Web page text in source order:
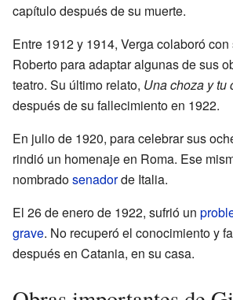
capítulo después de su muerte.
Entre 1912 y 1914, Verga colaboró
Roberto para adaptar algunas de sus
teatro. Su último relato, Una choza y tu
después de su fallecimiento en 1922.
En julio de 1920, para celebrar sus
rindió un homenaje en Roma. Ese
nombradosenadorde Italia.
El 26 de enero de 1922, sufrió un
grave. No recuperó el conocimiento y
después en Catania, en su casa.